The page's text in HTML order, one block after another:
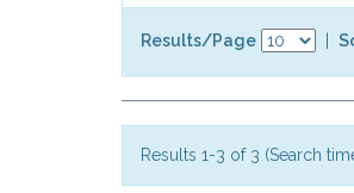
Results/Page
Results 1-3 of 3 (Search